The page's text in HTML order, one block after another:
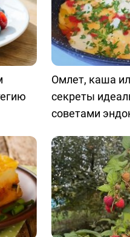
Омлет, каша
секреты
советами